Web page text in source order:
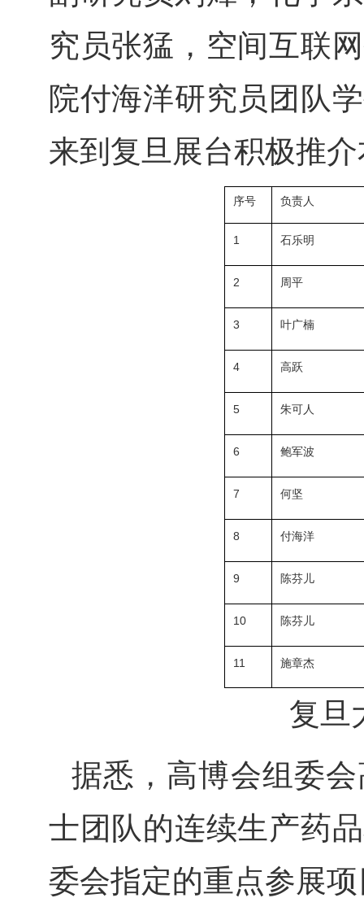
究员张猛，空间互联
院付海洋研究员团队
来到复旦展台积极推
序号 负责人
1 石乐明
2 周平
3 叶广楠
4 高跃
5 朱可人
6 鲍军波
7 何坚
8 付海洋
9 陈芬儿
10 陈芬儿
11 施章杰
复旦
据悉，高博会组委
士团队的连续生产药
委会指定的重点参展